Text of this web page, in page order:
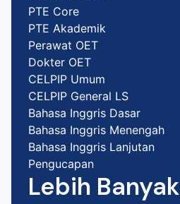
PTE Core
PTE Akademik
Perawat OET
Dokter OET
CELPIP Umum
CELPIP General LS
Bahasa Inggris Dasar
Bahasa Inggris Menengah
Bahasa Inggris Lanjutan
Pengucapan
Lebih Banyak